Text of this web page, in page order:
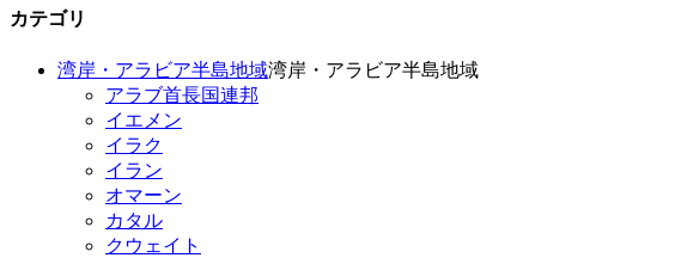
カテゴリ
湾岸・アラビア半島地域湾岸・アラビア半島地域
アラブ首長国連邦
イエメン
イラク
イラン
オマーン
カタル
クウェイト